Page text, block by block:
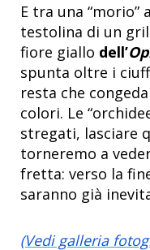
E tra una “morio”
testolina di un
fiore giallo dell’
spunta oltre i
resta che
colori. Le
stregati, lasciare
torneremo a
fretta: verso la
saranno già
(Vedi galleria